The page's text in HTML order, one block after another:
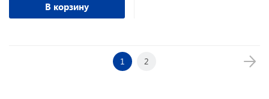
В корзину
1 2